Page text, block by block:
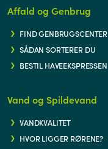
Affald og Genbrug
FIND GENBRUGSCENTER
SÅDAN SORTERER DU
BESTIL HAVEEKSPRESSEN
Vand og Spildevand
VANDKVALITET
HVOR LIGGER RØRENE?